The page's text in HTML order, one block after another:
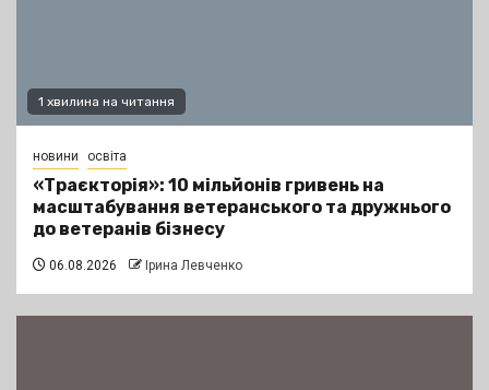
1 хвилина на читання
новини освіта
«Траєкторія»: 10 мільйонів гривень на
масштабування ветеранського та дружнього
до ветеранів бізнесу
06.08.2026 Ірина Левченко